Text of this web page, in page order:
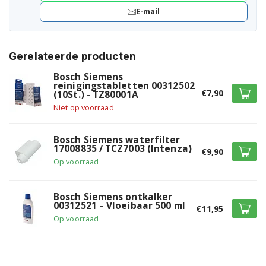
Bosch TCA7621RW/03
Bosch TCC78K750/02
Bosch TCC78K750/04
Bosch TCC78K750/05
Bosch TCC78K750/93
Bosch TCC78K750/94
E-mail
Gerelateerde producten
Bosch Siemens
reinigingstabletten 00312502
(10St.) - TZ80001A
Niet op voorraad
€7,90
Bosch Siemens waterfilter
17008835 / TCZ7003 (Intenza)
Op voorraad
€9,90
Bosch Siemens ontkalker
00312521 – Vloeibaar 500 ml
Op voorraad
€11,95